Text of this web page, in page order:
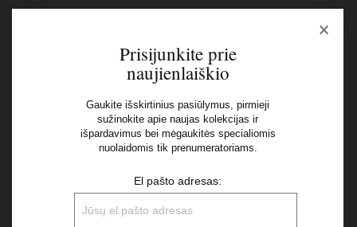
Naujienlaiškis
Aš perskaičiau ir sutinku su Privatumo Politikos
×
Prisijunkite prie
naujienlaiškio
Gaukite išskirtinius pasiūlymus, pirmieji
sužinokite apie naujas kolekcijas ir
išpardavimus bei mėgaukitės specialiomis
nuolaidomis tik prenumeratoriams.
El pašto adresas: